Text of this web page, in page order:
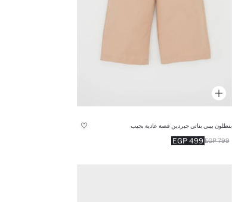
بنطلون بيبي بناتي جبردين قصة عادية بجيب
499 EGP 799 EGP